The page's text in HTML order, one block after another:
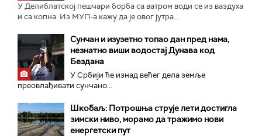
У Делиблатској пешчари борба са ватром води се из ваздуха
и са копна. Из МУП-а кажу да је овог јутра...
Сунчан и изузетно топао дан пред нама,
незнатно виши водостај Дунава код
Бездана
У Србији ће изнад већег дела земље
преовлађивати сунчано...
Шкобаљ: Потрошња струје лети достигла
зимски ниво, морамо да тражимо нови
енергетски пут